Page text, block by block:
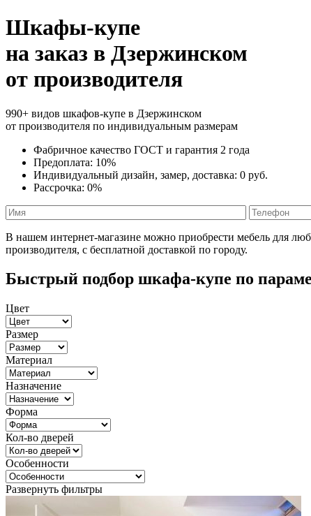
Шкафы-купе
на заказ в Дзержинском
от производителя
990+ видов шкафов-купе в Дзержинском
от производителя по индивидуальным размерам
Фабричное качество ГОСТ и гарантия 2 года
Предоплата: 10%
Индивидуальный дизайн, замер, доставка: 0 руб.
Рассрочка: 0%
В нашем интернет-магазине можно приобрести мебель для
производителя, с бесплатной доставкой по городу.
Быстрый подбор шкафа-купе по
Цвет
Размер
Материал
Назначение
Форма
Кол-во дверей
Особенности
Развернуть фильтры